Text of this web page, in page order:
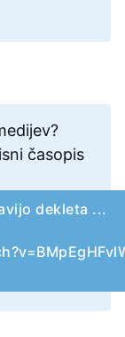
časopis
dekleta ...